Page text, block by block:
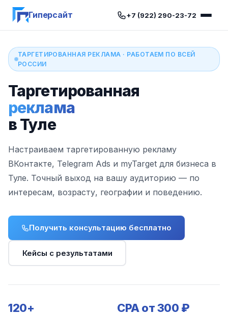
Гиперсайт +7 (922) 290-23-72
ТАРГЕТИРОВАННАЯ РЕКЛАМА · РАБОТАЕМ ПО ВСЕЙ
РОССИИ
Таргетированная
реклама
в Туле
Настраиваем таргетированную рекламу
ВКонтакте, Telegram Ads и myTarget для бизнеса в
Туле. Точный выход на вашу аудиторию — по
интересам, возрасту, географии и поведению.
Получить консультацию бесплатно
Кейсы с результатами
120+ CPA от 300 ₽